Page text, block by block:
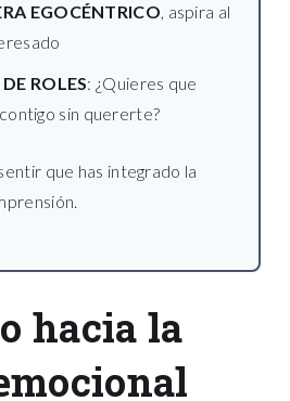
EGOCÉNTRICO, aspira al
ROLES: ¿Quieres que
sin quererte?
que has integrado la
hacia la